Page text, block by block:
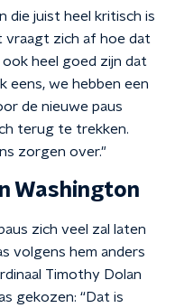
die juist heel kritisch is
vraagt zich af hoe dat
heel goed zijn dat
eens, we hebben een
de nieuwe paus
terug te trekken.
zorgen over."
Washington
zich veel zal laten
volgens hem anders
Timothy Dolan
gekozen: “Dat is